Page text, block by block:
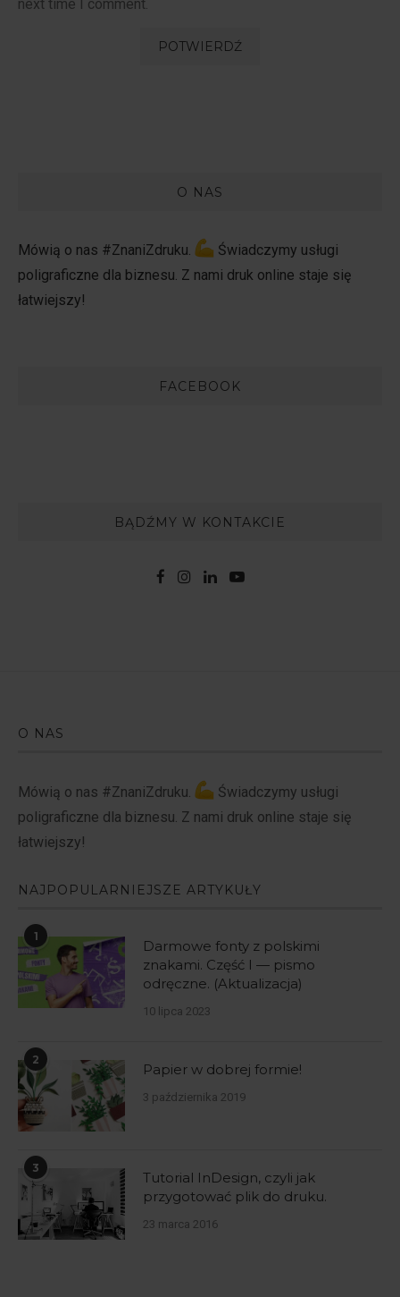
next time I comment.
O NAS
Mówią o nas #ZnaniZdruku.
Świadczymy usługi
poligraficzne dla biznesu. Z nami druk online staje się
łatwiejszy!
FACEBOOK
BĄDŹMY W KONTAKCIE
O NAS
Mówią o nas #ZnaniZdruku.
Świadczymy usługi
poligraficzne dla biznesu. Z nami druk online staje się
łatwiejszy!
NAJPOPULARNIEJSZE ARTYKUŁY
1
Darmowe fonty z polskimi
znakami. Część I — pismo
odręczne. (Aktualizacja)
10 lipca 2023
2
Papier w dobrej formie!
3 października 2019
3
Tutorial InDesign, czyli jak
przygotować plik do druku.
23 marca 2016